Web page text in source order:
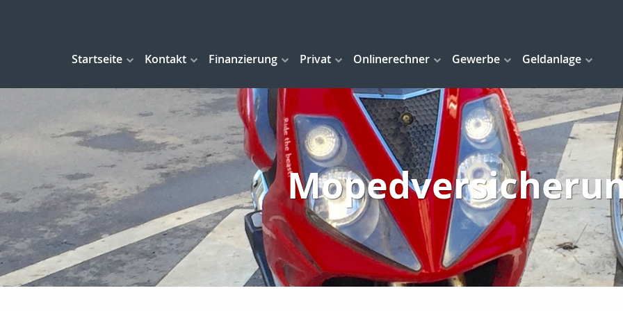
Startseite Kontakt Finanzierung Privat Onlinerechner Gewerbe Geldanlage